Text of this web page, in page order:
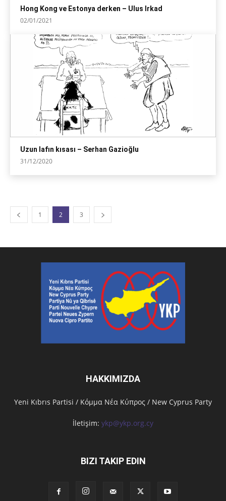
Hong Kong ve Estonya derken – Ulus Irkad
02/01/2021
Uzun lafın kısası – Serhan Gazioğlu
31/12/2020
1 2 3
HAKKIMIZDA
Υeni Kıbrıs Partisi / Κόμμα Νέα Κύπρος / New Cyprus Party
İletişim: ykp@ykp.org.cy
BIZI TAKIP EDIN